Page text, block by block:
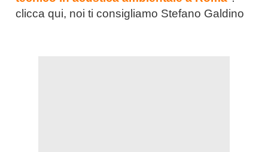
clicca qui, noi ti consigliamo Stefano Galdino